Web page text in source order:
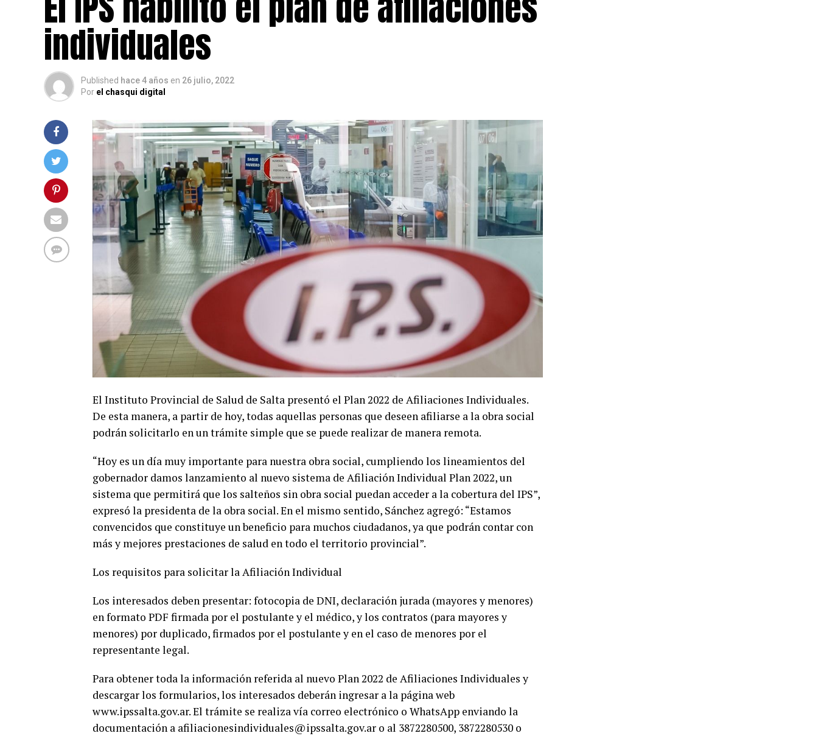
individuales
Published hace 4 años en 26 julio, 2022
Por el chasqui digital
El Instituto Provincial de Salud de Salta presentó el Plan 2022 de Afiliaciones Individuales.
De esta manera, a partir de hoy, todas aquellas personas que deseen afiliarse a la obra social
podrán solicitarlo en un trámite simple que se puede realizar de manera remota.
“Hoy es un día muy importante para nuestra obra social, cumpliendo los lineamientos del
gobernador damos lanzamiento al nuevo sistema de Afiliación Individual Plan 2022, un
sistema que permitirá que los salteños sin obra social puedan acceder a la cobertura del IPS”,
expresó la presidenta de la obra social. En el mismo sentido, Sánchez agregó: “Estamos
convencidos que constituye un beneficio para muchos ciudadanos, ya que podrán contar con
más y mejores prestaciones de salud en todo el territorio provincial”.
Los requisitos para solicitar la Afiliación Individual
Los interesados deben presentar: fotocopia de DNI, declaración jurada (mayores y menores)
en formato PDF firmada por el postulante y el médico, y los contratos (para mayores y
menores) por duplicado, firmados por el postulante y en el caso de menores por el
representante legal.
Para obtener toda la información referida al nuevo Plan 2022 de Afiliaciones Individuales y
descargar los formularios, los interesados deberán ingresar a la página web
www.ipssalta.gov.ar. El trámite se realiza vía correo electrónico o WhatsApp enviando la
documentación a afiliacionesindividuales@ipssalta.gov.ar o al 3872280500, 3872280530 o